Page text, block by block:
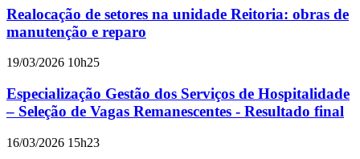
Realocação de setores na unidade Reitoria: obras de
manutenção e reparo
19/03/2026 10h25
Especialização Gestão dos Serviços de Hospitalidade
– Seleção de Vagas Remanescentes - Resultado final
16/03/2026 15h23